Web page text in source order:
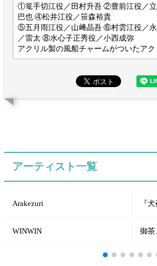
①篭手切江役／田村升吾 ②豊前江役／
巴也 ④松井江役／笹森裕貴
⑤五月雨江役／山﨑晶吾 ⑥村雲江役／
／雷太 ⑧水心子正秀役／小西成弥
アクリル製の風船チャームがついたアク
アーティスト一覧
Arakezuri 『
WINWIN 御茶